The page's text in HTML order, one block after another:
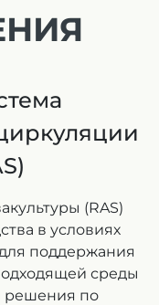
(RAS)
в условиях
поддержания
среды
решения по